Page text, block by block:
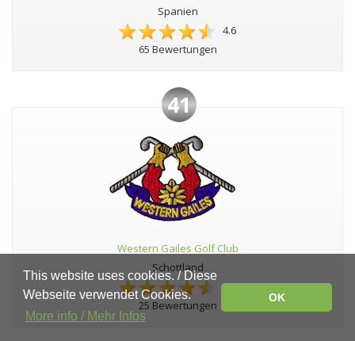
Spanien
4.6
65 Bewertungen
41
Western Gailes Golf Club
Schottland
4.6
25 Bewertungen
This website uses cookies. / Diese
Webseite verwendet Cookies.
More info / Mehr Infos
OK